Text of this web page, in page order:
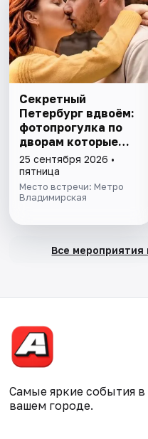
Секретный
Петербург вдвоём:
фотопрогулка по
дворам которые
знают только
местные
25 сентября 2026 •
пятница
Место встречи: Метро
Владимирская
Все мероприятия
Самые яркие события в
вашем городе.